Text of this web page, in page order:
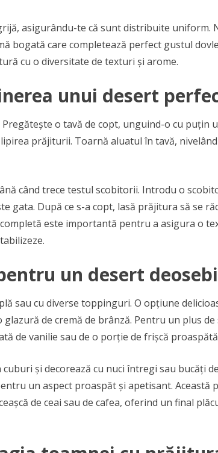
asigurându-te că sunt distribuite uniform.
bogată care completează perfect gustul
cu o diversitate de texturi și arome.
unui desert
o tavă de copt, unguind-o cu puțin
prăjiturii. Toarnă aluatul în tavă,
când trece testul scobitorii. Introdu o
gata. După ce s-a copt, lasă prăjitura să se
este importantă pentru a asigura o
un desert
sau cu diverse toppinguri. O opțiune
de cremă de brânză. Pentru un plus de
de vanilie sau de o porție de frișcă
și decorează cu nuci întregi sau bucăți
un aspect proaspăt și apetisant. Această
de ceai sau de cafea, oferind un final